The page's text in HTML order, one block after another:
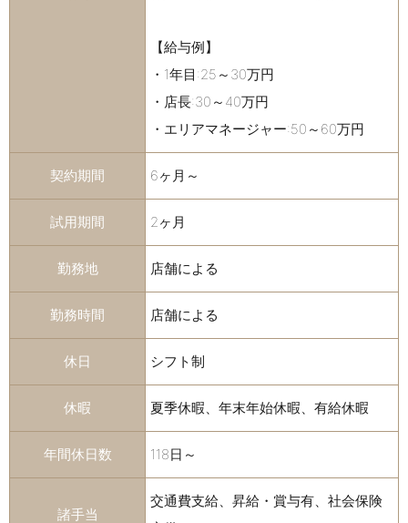
【給与例】
・1年目:25～30万円
・店長:30～40万円
・エリアマネージャー:50～60万円
契約期間 6ヶ月～
試用期間 2ヶ月
勤務地 店舗による
勤務時間 店舗による
休日 シフト制
休暇 夏季休暇、年末年始休暇、有給休暇
年間休日数 118日～
諸手当
交通費支給、昇給・賞与有、社会保険